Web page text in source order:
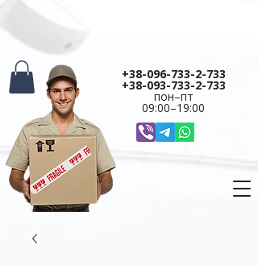
+38-096-733-2-733
+38-093-733-2-733
пон–пт
09:00–19:00